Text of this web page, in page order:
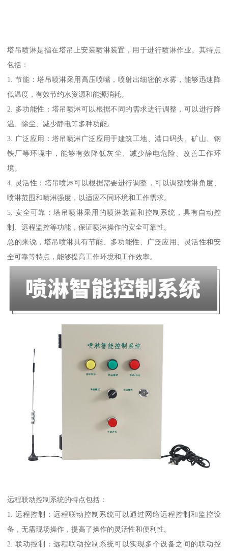
塔吊喷淋是指在塔吊上安装喷淋装置，用于进行喷淋作业。其特点
包括：
1. 节能：塔吊喷淋采用高压喷嘴，喷射出细密的水雾，能够迅速降
低温度，有效节约水资源和能源消耗。
2. 多功能性：塔吊喷淋可以根据不同的需求进行调整，可以进行降
温、除尘、减少静电等多种功能。
3. 广泛应用：塔吊喷淋广泛应用于建筑工地、港口码头、矿山、钢
铁厂等环境中，能够有效降低灰尘、减少静电危险、改善工作环
境。
4. 灵活性：塔吊喷淋可以根据需要进行调整，可以调整喷淋角度、
喷淋范围和喷淋强度，以适应不同环境和工作需求。
5. 安全可靠：塔吊喷淋采用的喷淋装置和控制系统，具有自动控
制、远程监控等功能，保证喷淋操作的安全可靠性。
总的来说，塔吊喷淋具有节能、多功能性、广泛应用、灵活性和安
全可靠等特点，能够提高工作环境和工作效率。
远程联动控制系统的特点包括：
1. 远程控制：远程联动控制系统可以通过网络远程控制和监控设
备，无需现场操作，提高了操作的灵活性和便利性。
2. 联动控制：远程联动控制系统可以实现多个设备之间的联动控